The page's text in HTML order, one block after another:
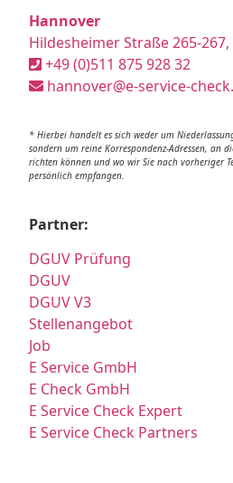
Hannover
Hildesheimer Straße 265-
+49 (0)511 875 928 32
hannover@e-service-
* Hierbei handelt es sich weder um
sondern um reine Korrespondenz-Adressen, an
richten können und wo wir Sie nach vorheriger
persönlich empfangen.
Partner:
DGUV Prüfung
DGUV
DGUV V3
Stellenangebot
Job
E Service GmbH
E Check GmbH
E Service Check Expert
E Service Check Partners